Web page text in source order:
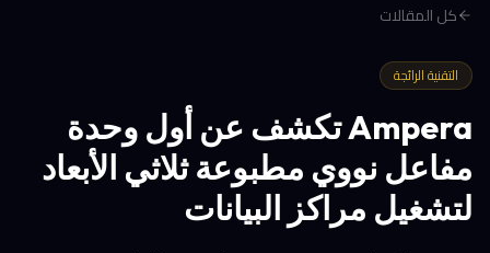
كل المقالات
التقنية الرائجة
Ampera تكشف عن أول وحدة
مفاعل نووي مطبوعة ثلاثي الأبعاد
لتشغيل مراكز البيانات